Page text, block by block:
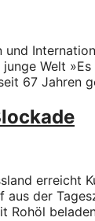
und
Welt
67 Jahren
erreicht
der
Rohöl